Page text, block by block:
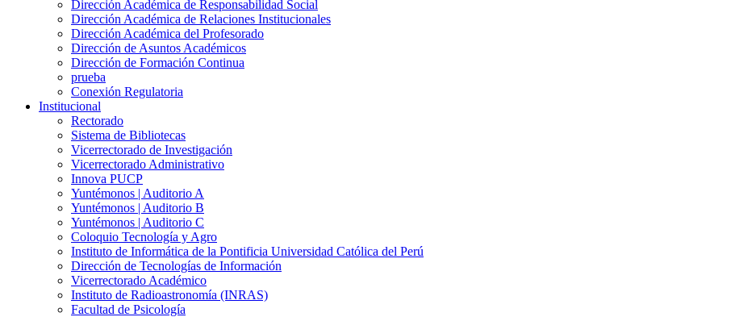
Dirección Académica de Responsabilidad Social
Dirección Académica de Relaciones Institucionales
Dirección Académica del Profesorado
Dirección de Asuntos Académicos
Dirección de Formación Continua
prueba
Conexión Regulatoria
Institucional
Rectorado
Sistema de Bibliotecas
Vicerrectorado de Investigación
Vicerrectorado Administrativo
Innova PUCP
Yuntémonos | Auditorio A
Yuntémonos | Auditorio B
Yuntémonos | Auditorio C
Coloquio Tecnología y Agro
Instituto de Informática de la Pontificia Universidad Católica del Perú
Dirección de Tecnologías de Información
Vicerrectorado Académico
Instituto de Radioastronomía (INRAS)
Facultad de Psicología